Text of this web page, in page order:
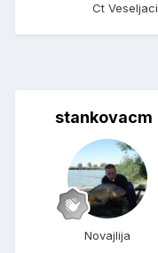
Ct Veseljaci
stankovacm
Novajlija